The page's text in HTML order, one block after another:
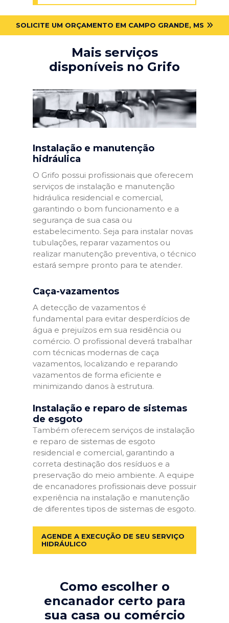
SOLICITE UM ORÇAMENTO EM CAMPO GRANDE, MS
Mais serviços
disponíveis no Grifo
Instalação e manutenção
hidráulica
O Grifo possui profissionais que oferecem
serviços de instalação e manutenção
hidráulica residencial e comercial,
garantindo o bom funcionamento e a
segurança de sua casa ou
estabelecimento. Seja para instalar novas
tubulações, reparar vazamentos ou
realizar manutenção preventiva, o técnico
estará sempre pronto para te atender.
Caça-vazamentos
A detecção de vazamentos é
fundamental para evitar desperdícios de
água e prejuízos em sua residência ou
comércio. O profissional deverá trabalhar
com técnicas modernas de caça
vazamentos, localizando e reparando
vazamentos de forma eficiente e
minimizando danos à estrutura.
Instalação e reparo de sistemas
de esgoto
Também oferecem serviços de instalação
e reparo de sistemas de esgoto
residencial e comercial, garantindo a
correta destinação dos resíduos e a
preservação do meio ambiente. A equipe
de encanadores profissionais deve possuir
experiência na instalação e manutenção
de diferentes tipos de sistemas de esgoto.
AGENDE A EXECUÇÃO DE SEU SERVIÇO
HIDRÁULICO
Como escolher o
encanador certo para
sua casa ou comércio